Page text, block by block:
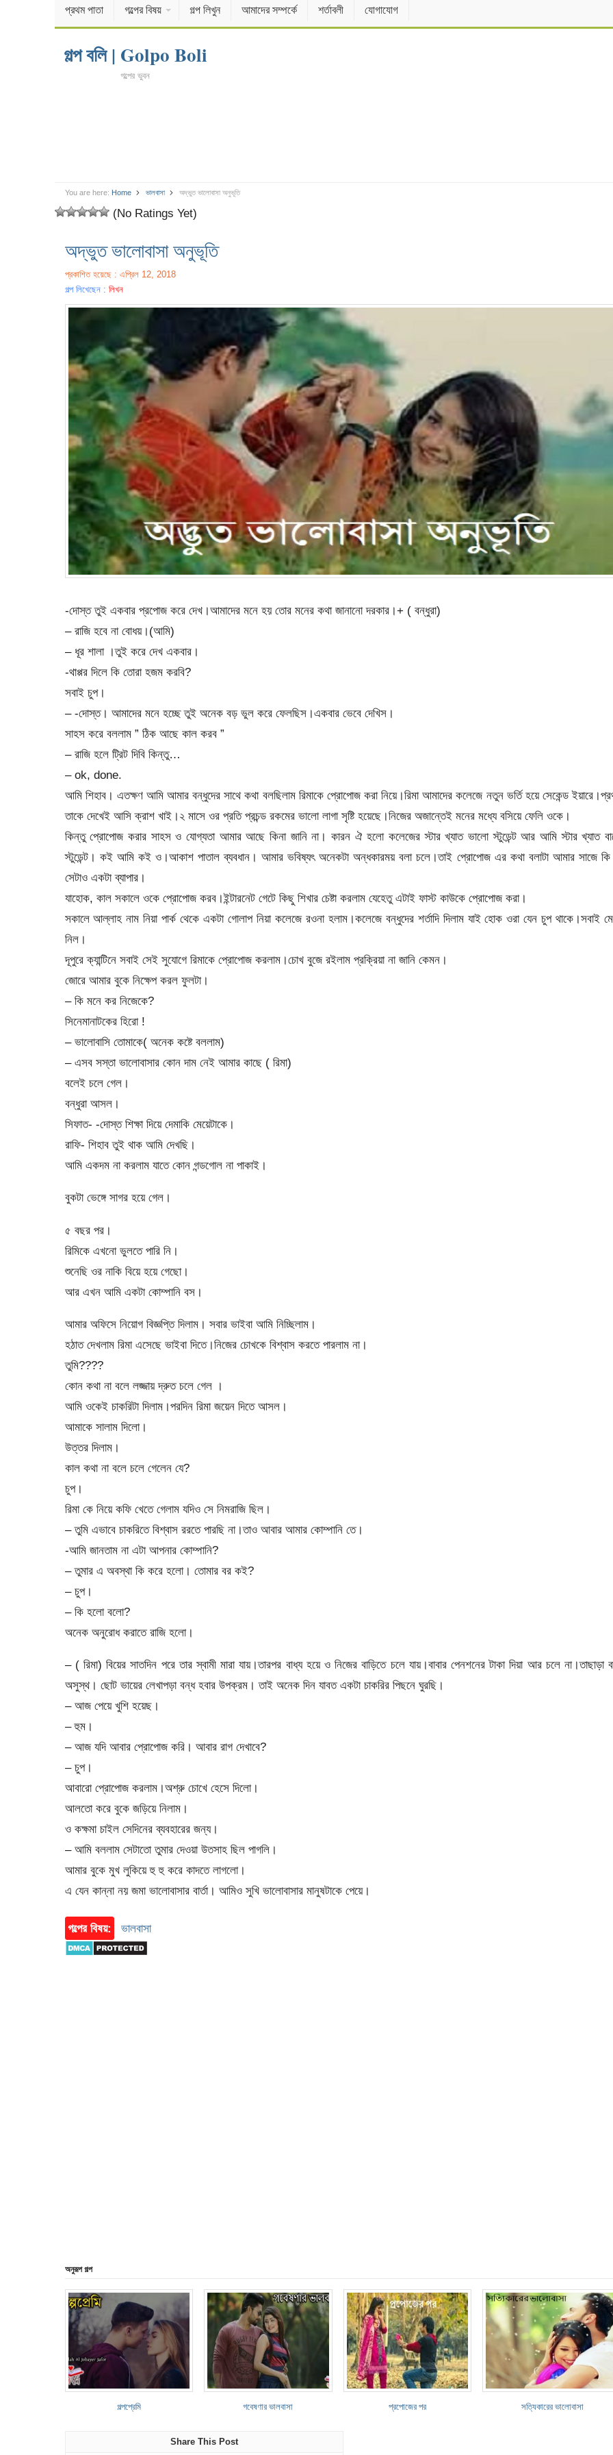
প্রথম পাতা গল্পের বিষয় গল্প লিখুন আমাদের সম্পর্কে শর্তাবলী যোগাযোগ
গল্প বলি | Golpo Boli
গল্পের ভুবন
You are here: Home ভালবাসা অদ্ভুত ভালোবাসা অনুভূতি
(No Ratings Yet)
অদ্ভুত ভালোবাসা অনুভূতি
প্রকাশিত হয়েছে : এপ্রিল 12, 2018
গল্প লিখেছেন : লিখন
-দোস্ত তুই একবার প্রপোজ করে দেখ।আমাদের মনে হয় তোর মনের কথা জানানো দরকার।+ ( বন্ধুরা)
– রাজি হবে না বোধয়।(আমি)
– ধূর শালা ।তুই করে দেখ একবার।
-থাপ্পর দিলে কি তোরা হজম করবি?
সবাই চুপ।
– -দোস্ত। আমাদের মনে হচ্ছে তুই অনেক বড় ভুল করে ফেলছিস।একবার ভেবে দেখিস।
সাহস করে বললাম ” ঠিক আছে কাল করব ”
– রাজি হলে ট্রিট দিবি কিন্তু…
– ok, done.
আমি শিহাব। এতক্ষণ আমি আমার বন্ধুদের সাথে কথা বলছিলাম রিমাকে প্রোপোজ করা নিয়ে।রিমা আমাদের কলেজে নতুন ভর্তি হয়ে সেকেন্ড
তাকে দেখেই আসি ক্রাশ খাই।২ মাসে ওর প্রতি প্রচন্ড রকমের ভালো লাগা সৃষ্টি হয়েছে।নিজের অজান্তেই মনের মধ্যে বসিয়ে ফেলি ওকে।
কিন্তু প্রোপোজ করার সাহস ও যোগ্যতা আমার আছে কিনা জানি না। কারন ঐ হলো কলেজের স্টার খ্যাত ভালো স্টুডেন্ট আর আমি স্টার খ্যাত
স্টুডেন্ট। কই আমি কই ও।আকাশ পাতাল ব্যবধান। আমার ভবিষ্যৎ অনেকটা অন্ধকারময় বলা চলে।তাই প্রোপোজ এর কথা বলাটা আমার সাজে কি
সেটাও একটা ব্যাপার।
যাহোক, কাল সকালে ওকে প্রোপোজ করব।ইন্টারনেট গেটে কিছু শিখার চেষ্টা করলাম যেহেতু এটাই ফাস্ট কাউকে প্রোপোজ করা।
সকালে আল্লাহ নাম নিয়া পার্ক থেকে একটা গোলাপ নিয়া কলেজে রওনা হলাম।কলেজে বন্ধুদের শর্তাদি দিলাম যাই হোক ওরা যেন চুপ থাকে।সবাই
নিল।
দূপুরে ক্যান্টিনে সবাই সেই সুযোগে রিমাকে প্রোপোজ করলাম।চোখ বুজে রইলাম প্রক্রিয়া না জানি কেমন।
জোরে আমার বুকে নিক্ষেপ করল ফুলটা।
– কি মনে কর নিজেকে?
সিনেমানাটকের হিরো !
– ভালোবাসি তোমাকে( অনেক কষ্টে বললাম)
– এসব সস্তা ভালোবাসার কোন দাম নেই আমার কাছে ( রিমা)
বলেই চলে গেল।
বন্ধুরা আসল।
সিফাত- -দোস্ত শিক্ষা দিয়ে দেমাকি মেয়েটাকে।
রাফি- শিহাব তুই থাক আমি দেখছি।
আমি একদম না করলাম যাতে কোন গন্ডগোল না পাকাই।
বুকটা ভেঙ্গে সাগর হয়ে গেল।
৫ বছর পর।
রিমিকে এখনো ভুলতে পারি নি।
শুনেছি ওর নাকি বিয়ে হয়ে গেছো।
আর এখন আমি একটা কোম্পানি বস।
আমার অফিসে নিয়োগ বিজ্ঞপ্তি দিলাম। সবার ভাইবা আমি নিচ্ছিলাম।
হঠাত দেখলাম রিমা এসেছে ভাইবা দিতে।নিজের চোখকে বিশ্বাস করতে পারলাম না।
তুমি????
কোন কথা না বলে লজ্জায় দ্রুত চলে গেল ।
আমি ওকেই চাকরিটা দিলাম।পরদিন রিমা জয়েন দিতে আসল।
আমাকে সালাম দিলো।
উত্তর দিলাম।
কাল কথা না বলে চলে গেলেন যে?
চুপ।
রিমা কে নিয়ে কফি খেতে গেলাম যদিও সে নিমরাজি ছিল।
– তুমি এভাবে চাকরিতে বিশ্বাস ররতে পারছি না।তাও আবার আমার কোম্পানি তে।
-আমি জানতাম না এটা আপনার কোম্পানি?
– তুমার এ অবস্থা কি করে হলো। তোমার বর কই?
– চুপ।
– কি হলো বলো?
অনেক অনুরোধ করাতে রাজি হলো।
– ( রিমা) বিয়ের সাতদিন পরে তার স্বামী মারা যায়।তারপর বাধ্য হয়ে ও নিজের বাড়িতে চলে যায়।বাবার পেনশনের টাকা দিয়া আর চলে না।তাছাড়া
অসুস্থ। ছোট ভায়ের লেখাপড়া বন্ধ হবার উপক্রম। তাই অনেক দিন যাবত একটা চাকরির পিছনে ঘুরছি।
– আজ পেয়ে খুশি হয়েছ।
– হুম।
– আজ যদি আবার প্রোপোজ করি। আবার রাগ দেখাবে?
– চুপ।
আবারো প্রোপোজ করলাম।অশ্রু চোখে হেসে দিলো।
আলতো করে বুকে জড়িয়ে নিলাম।
ও কক্ষমা চাইল সেদিনের ব্যবহারের জন্য।
– আমি বললাম সেটাতো তুমার দেওয়া উতসাহ ছিল পাগলি।
আমার বুকে মুখ লুকিয়ে হু হু করে কাদতে লাগলো।
এ যেন কান্না নয় জমা ভালোবাসার বার্তা। আমিও সুখি ভালোবাসার মানুষটাকে পেয়ে।
গল্পের বিষয়: ভালবাসা
অনুরূপ গল্প
গল্পপ্রেমি গবেষণার ভালবাসা প্রপোজের পর সত্যিকারের ভালোবাসা
Share This Post